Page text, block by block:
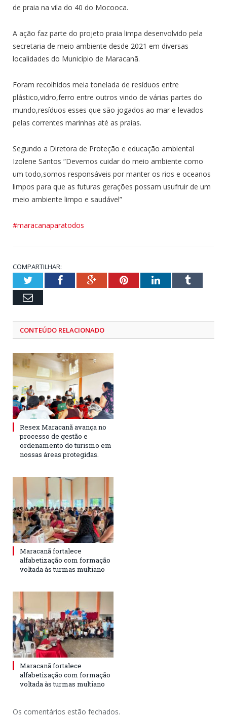
de praia na vila do 40 do Mocooca.
A ação faz parte do projeto praia limpa desenvolvido pela
secretaria de meio ambiente desde 2021 em diversas
localidades do Município de Maracanã.
Foram recolhidos meia tonelada de resíduos entre
plástico,vidro,ferro entre outros vindo de várias partes do
mundo,resíduos esses que são jogados ao mar e levados
pelas correntes marinhas até as praias.
Segundo a Diretora de Proteção e educação ambiental
Izolene Santos “Devemos cuidar do meio ambiente como
um todo,somos responsáveis por manter os rios e oceanos
limpos para que as futuras gerações possam usufruir de um
meio ambiente limpo e saudável”
#maracanaparatodos
COMPARTILHAR:
TwitterFacebookGoogle+PinterestLinkedInTumblr
Email
CONTEÚDO RELACIONADO
Resex Maracanã avança no
processo de gestão e
ordenamento do turismo em
nossas áreas protegidas.
Maracanã fortalece
alfabetização com formação
voltada às turmas multiano
Maracanã fortalece
alfabetização com formação
voltada às turmas multiano
Os comentários estão fechados.